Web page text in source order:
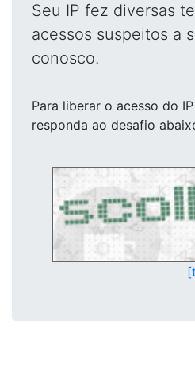
Seu IP fez diversas
acessos suspeitos a
conosco.
Para liberar o acesso do IP
responda ao desafio